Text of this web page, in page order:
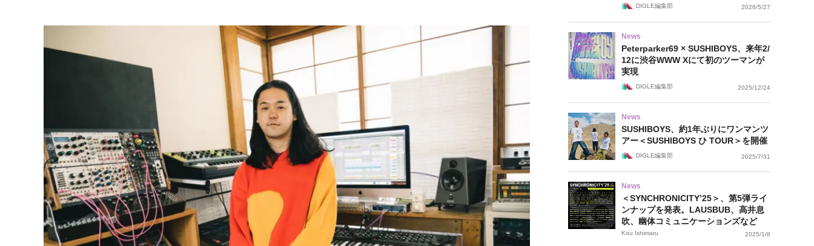
DIGLE編集部 2026/5/27
News
Peterparker69 × SUSHIBOYS、来年2/
12に渋谷WWW Xにて初のツーマンが
実現
DIGLE編集部 2025/12/24
News
SUSHIBOYS、約1年ぶりにワンマンツ
アー＜SUSHIBOYS ひ TOUR＞を開催
DIGLE編集部 2025/7/31
News
＜SYNCHRONICITY’25＞、第5弾ライ
ンナップを発表。LAUSBUB、高井息
吹、幽体コミュニケーションズなど
Kou Ishimaru 2025/1/8